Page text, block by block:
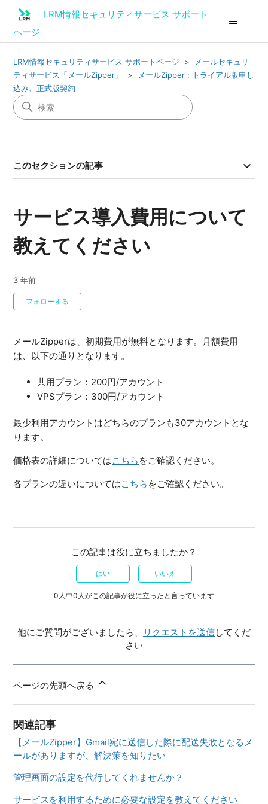
LRM情報セキュリティサービス サポート
ページ
LRM情報セキュリティサービス サポートページ
メールセキュリ
ティサービス「メールZipper」
メールZipper : トライアル版申し
込み、正式版契約
このセクションの記事
サービス導入費用について
教えてください
3 年前
フォローする
メールZipperは、初期費用が無料となります。月額費用
は、以下の通りとなります。
共用プラン：200円/アカウント
VPSプラン：300円/アカウント
最少利用アカウントはどちらのプランも30アカウントとな
ります。
価格表の詳細についてはこちら をご確認ください。
各プランの違いについてはこちら をご確認ください。
この記事は役に立ちましたか？
はい いいえ
0人中0人がこの記事が役に立ったと言っています
他にご質問がございましたら、 リクエストを送信してくだ
さい
ページの先頭へ戻る
関連記事
【メールZipper】Gmail宛に送信した際に配送失敗となるメ
ールがありますが、解決策を知りたい
管理画面の設定を代行してくれませんか？
サービスを利用するために必要な設定を教えてください